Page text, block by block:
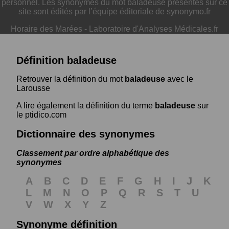
personnel. Les synonymes du mot baladeuse présentés sur ce
site sont édités par l’équipe éditoriale de synonymo.fr
Horaire des Marées - Laboratoire d'Analyses Médicales.fr
Définition baladeuse
Retrouver la définition du mot baladeuse avec le
Larousse
A lire également la définition du terme baladeuse sur
le ptidico.com
Dictionnaire des synonymes
Classement par ordre alphabétique des
synonymes
A B C D E F G H I J
K
L
M N O P Q R S T
U
V
W X Y
Z
Synonyme définition